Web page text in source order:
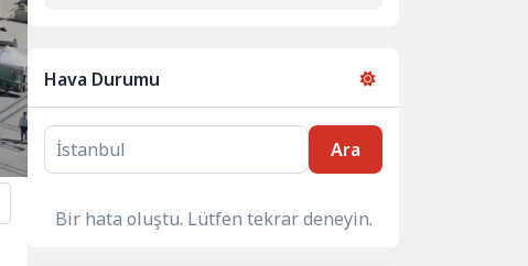
Hava Durumu
Ara
Bir hata oluştu. Lütfen tekrar deneyin.